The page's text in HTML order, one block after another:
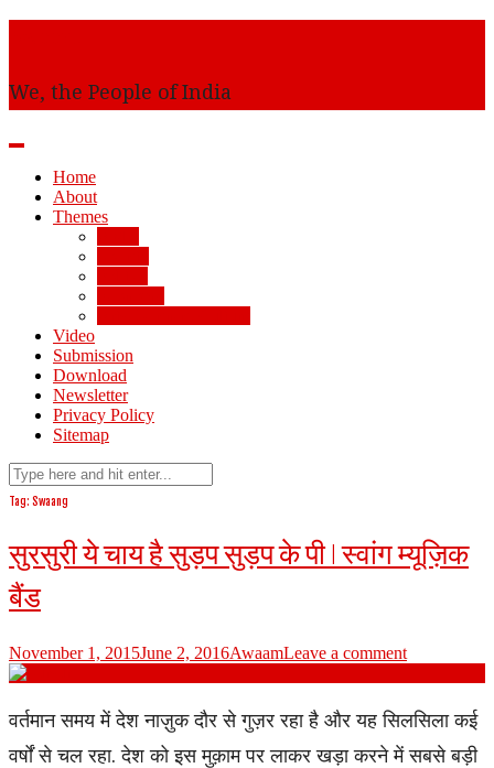
We, the People of India
Home
About
Themes
Video
Submission
Download
Newsletter
Privacy Policy
Sitemap
Tag: Swaang
सुरसुरी ये चाय है सुड़प सुड़प के पी | स्वांग म्यूज़िक
बैंड
November 1, 2015June 2, 2016AwaamLeave a comment
वर्तमान समय में देश नाज़ुक दौर से गुज़र रहा है और यह सिलसिला कई
वर्षों से चल रहा. देश को इस मुक़ाम पर लाकर खड़ा करने में सबसे बड़ी